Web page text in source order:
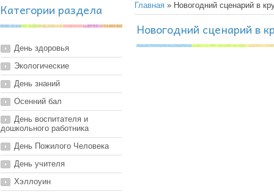
Категории раздела
День здоровья
Экологические
День знаний
Осенний бал
День воспитателя и
дошкольного работника
День Пожилого Человека
День учителя
Хэллоуин
Главная » Новогодний сценарий в
Новогодний сценарий в